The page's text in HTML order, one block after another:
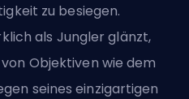
zu besiegen.
als Jungler glänzt,
Objektiven wie dem
seines einzigartigen